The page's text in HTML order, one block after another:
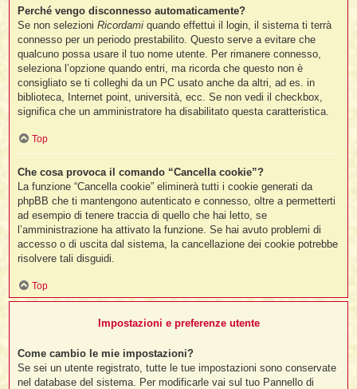
i
Perché vengo disconnesso automaticamente?
Se non selezioniRicordami quando effettui il login, il sistema ti terrà
connesso per un periodo prestabilito. Questo serve a evitare che
qualcuno possa usare il tuo nome utente. Per rimanere connesso,
seleziona l’opzione quando entri, ma ricorda che questo non è
consigliato se ti colleghi da un PC usato anche da altri, ad es. in
biblioteca, Internet point, università, ecc. Se non vedi il checkbox,
significa che un amministratore ha disabilitato questa caratteristica.
Top
Che cosa provoca il comando “Cancella cookie”?
La funzione “Cancella cookie” eliminerà tutti i cookie generati da
phpBB che ti mantengono autenticato e connesso, oltre a permetterti
ad esempio di tenere traccia di quello che hai letto, se
l’amministrazione ha attivato la funzione. Se hai avuto problemi di
accesso o di uscita dal sistema, la cancellazione dei cookie potrebbe
risolvere tali disguidi.
Top
Impostazioni e preferenze utente
Come cambio le mie impostazioni?
Se sei un utente registrato, tutte le tue impostazioni sono conservate
nel database del sistema. Per modificarle vai sul tuo Pannello di